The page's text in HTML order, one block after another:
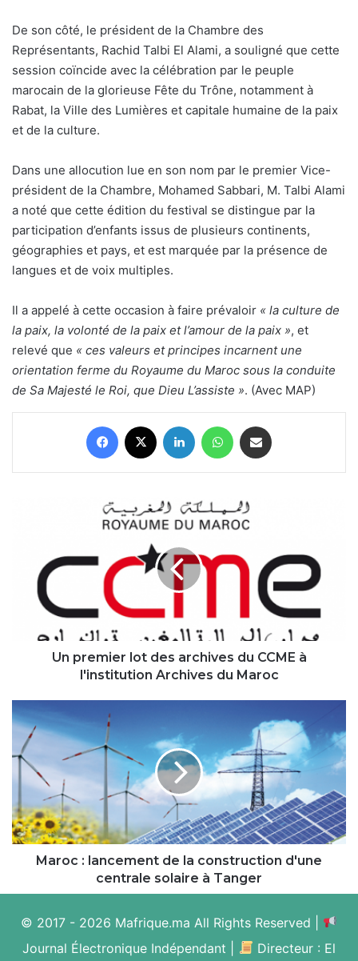
De son côté, le président de la Chambre des
Représentants, Rachid Talbi El Alami, a souligné que cette
session coïncide avec la célébration par le peuple
marocain de la glorieuse Fête du Trône, notamment à
Rabat, la Ville des Lumières et capitale humaine de la paix
et de la culture.
Dans une allocution lue en son nom par le premier Vice-
président de la Chambre, Mohamed Sabbari, M. Talbi Alami
a noté que cette édition du festival se distingue par la
participation d’enfants issus de plusieurs continents,
géographies et pays, et est marquée par la présence de
langues et de voix multiples.
Il a appelé à cette occasion à faire prévaloir « la culture de
la paix, la volonté de la paix et l’amour de la paix », et
relevé que « ces valeurs et principes incarnent une
orientation ferme du Royaume du Maroc sous la conduite
de Sa Majesté le Roi, que Dieu L’assiste ». (Avec MAP)
Facebook Linkedin WhatsApp
archives
CCME
l'institution
ArchivesUn premier lot des archives du CCME à
l'institution Archives du Maroc
:
lancement
de
construction
d'une
centrale
solaire
Maroc : lancement de la construction d'une
centrale solaire à Tanger
© 2017 - 2026 Mafrique.ma All Rights Reserved |
Journal Électronique Indépendant |
Directeur : El